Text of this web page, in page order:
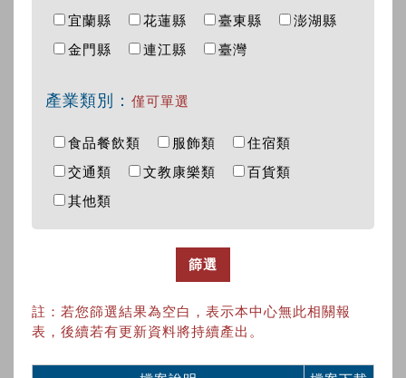
宜蘭縣
花蓮縣 臺東縣
澎湖縣
金門縣
連江縣 臺灣
產業類別： 僅可單選
食品餐飲類 服飾類
住宿類
交通類
文教康樂類
百貨類
其他類
篩選
註：若您篩選結果為空白，表示本中心無此相關報
表，後續若有更新資料將持續產出。